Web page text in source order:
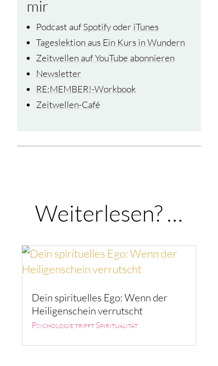
mir
Podcast auf Spotifyoder iTunes
Tageslektion aus Ein Kurs in Wundern
Zeitwellen auf YouTube abonnieren
Newsletter
RE:MEMBER!-Workbook
Zeitwellen-Café
Weiterlesen? …
Dein spirituelles Ego: Wenn der
Heiligenschein verrutscht
Psychologie trifft Spiritualität